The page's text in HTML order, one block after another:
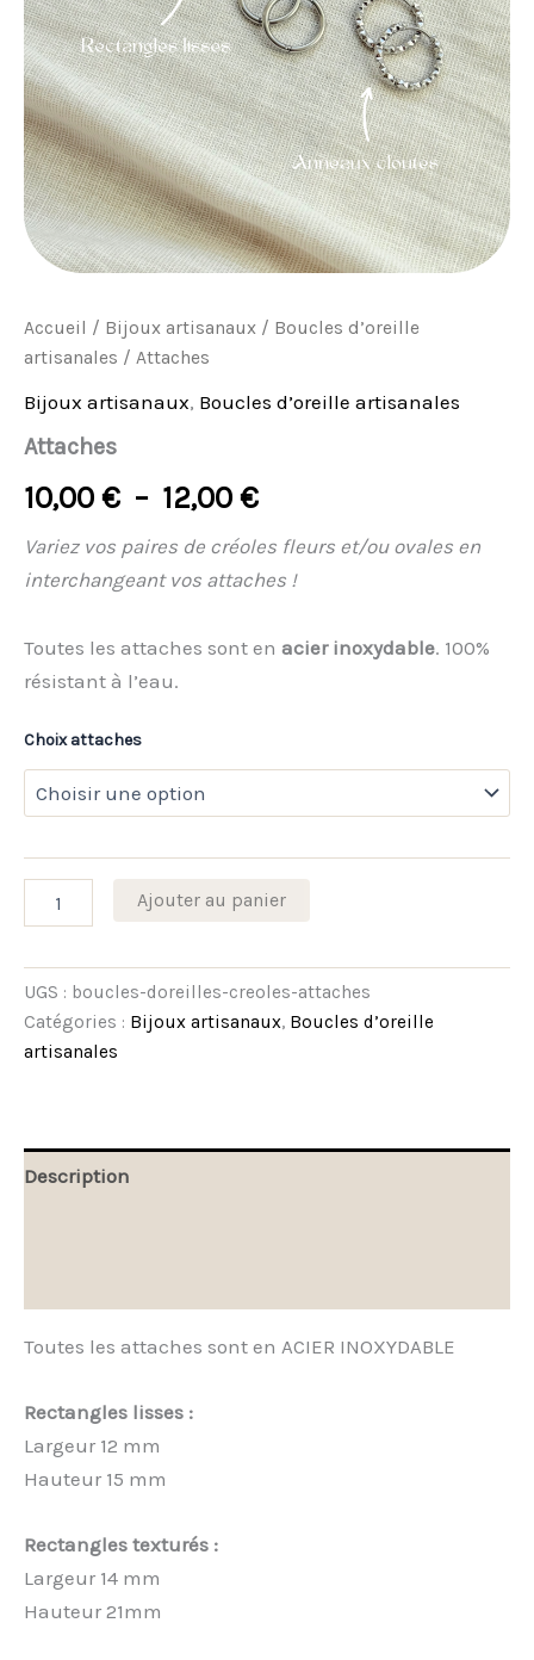
Accueil / Bijoux artisanaux / Boucles d’oreille
artisanales / Attaches
Bijoux artisanaux, Boucles d’oreille artisanales
Attaches
10,00 € – 12,00 €
Variez vos paires de créoles fleurs et/ou ovales en
interchangeant vos attaches !
Toutes les attaches sont en acier inoxydable. 100%
résistant à l’eau.
Choix attaches
Ajouter au panier
UGS : boucles-doreilles-creoles-attaches
Catégories : Bijoux artisanaux, Boucles d’oreille
artisanales
Description
Toutes les attaches sont en ACIER INOXYDABLE
Rectangles lisses :
Largeur 12 mm
Hauteur 15 mm
Rectangles texturés :
Largeur 14 mm
Hauteur 21mm